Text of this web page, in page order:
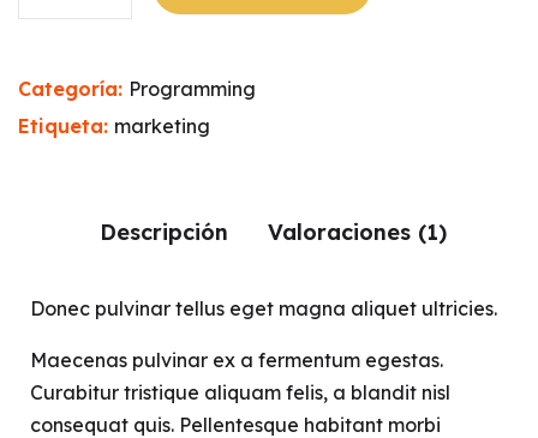
Categoría: Programming
Etiqueta: marketing
Descripción Valoraciones (1)
Donec pulvinar tellus eget magna aliquet ultricies.
Maecenas pulvinar ex a fermentum egestas.
Curabitur tristique aliquam felis, a blandit nisl
consequat quis. Pellentesque habitant morbi